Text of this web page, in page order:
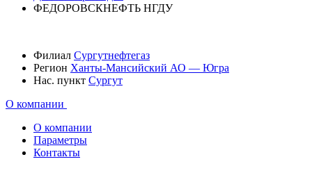
ФЕДОРОВСКНЕФТЬ НГДУ
Филиал Сургутнефтегаз
Регион Ханты-Мансийский АО — Югра
Нас. пункт Сургут
О компании
О компании
Параметры
Контакты